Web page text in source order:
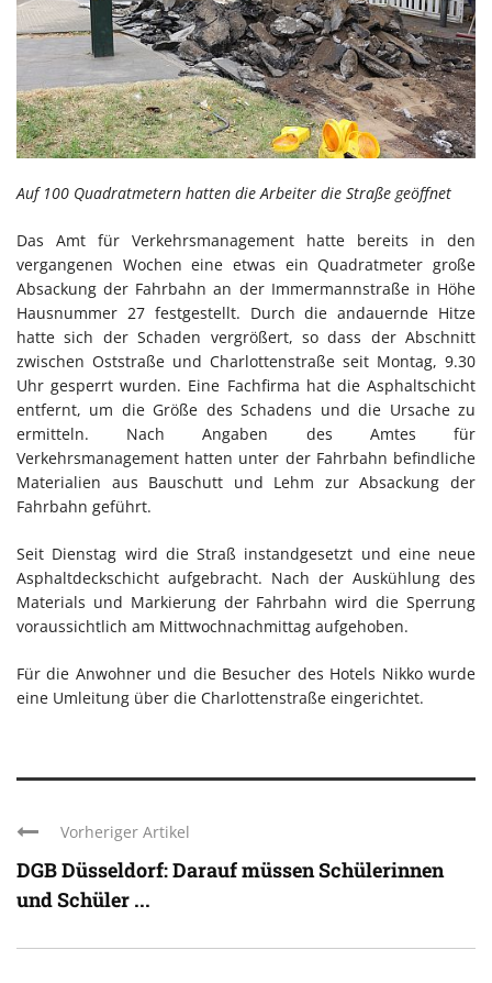
Auf 100 Quadratmetern hatten die Arbeiter die Straße geöffnet
Das Amt für Verkehrsmanagement hatte bereits in den
vergangenen Wochen eine etwas ein Quadratmeter große
Absackung der Fahrbahn an der Immermannstraße in Höhe
Hausnummer 27 festgestellt. Durch die andauernde Hitze
hatte sich der Schaden vergrößert, so dass der Abschnitt
zwischen Oststraße und Charlottenstraße seit Montag, 9.30
Uhr gesperrt wurden. Eine Fachfirma hat die Asphaltschicht
entfernt, um die Größe des Schadens und die Ursache zu
ermitteln. Nach Angaben des Amtes für
Verkehrsmanagement hatten unter der Fahrbahn befindliche
Materialien aus Bauschutt und Lehm zur Absackung der
Fahrbahn geführt.
Seit Dienstag wird die Straß instandgesetzt und eine neue
Asphaltdeckschicht aufgebracht. Nach der Auskühlung des
Materials und Markierung der Fahrbahn wird die Sperrung
voraussichtlich am Mittwochnachmittag aufgehoben.
Für die Anwohner und die Besucher des Hotels Nikko wurde
eine Umleitung über die Charlottenstraße eingerichtet.
Vorheriger Artikel
DGB Düsseldorf: Darauf müssen Schülerinnen
und Schüler ...